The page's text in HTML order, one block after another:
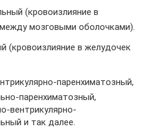
(кровоизлияние в
мозговыми оболочками).
(кровоизлияние в желудочек
паренхиматозный,
паренхиматозный,
вентрикулярно-
и так далее.